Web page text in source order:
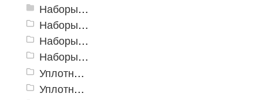
Наборы уплотнительных резиновых колец
Наборы уплотнительных колец из силикона
Наборы металлорезиновых уплотнительных колец
Наборы медных и алюминиевых шайб
Уплотнительные кольца ГОСТ 9833-73 (18829-73)
Уплотнительные кольца Китай